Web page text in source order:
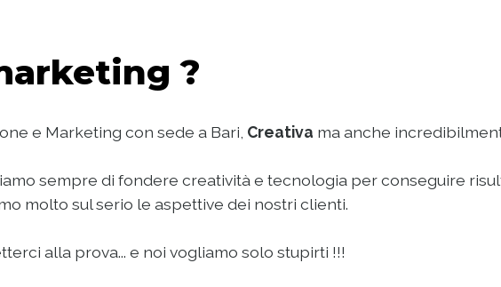
?
e Marketing con sede a Bari, Creativa ma anche
sempre di fondere creatività e tecnologia per conseguire
molto sul serio le aspettive dei nostri clienti.
alla prova... e noi vogliamo solo stupirti !!!